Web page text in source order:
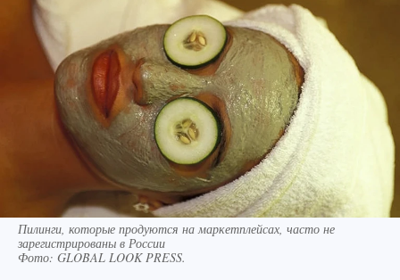
Пилинги, которые продуются на маркетплейсах, часто не
зарегистрированы в России
Фото: GLOBAL LOOK PRESS.